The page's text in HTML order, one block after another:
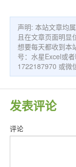
声明: 本站文章均
且在文章页面明显
想要每天都收到本
号：水星Excel或
1722187970 或微
发表评论
评论